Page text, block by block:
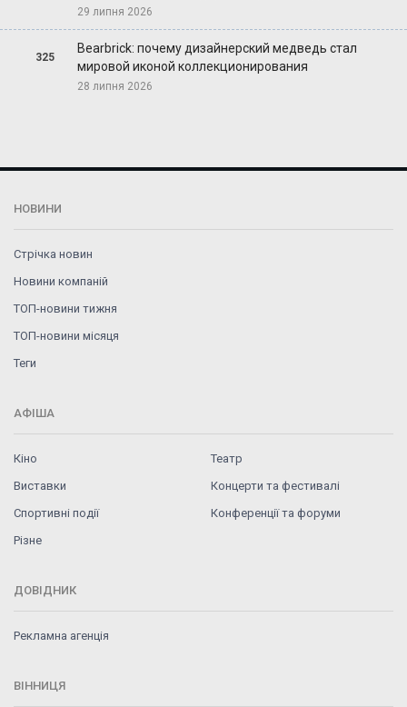
29 липня 2026
325
Bearbrick: почему дизайнерский медведь стал
мировой иконой коллекционирования
28 липня 2026
НОВИНИ
Стрічка новин
Новини компаній
ТОП-новини тижня
ТОП-новини місяця
Теги
АФІША
Кіно
Театр
Виставки
Концерти та фестивалі
Спортивні події
Конференції та форуми
Різне
ДОВІДНИК
Рекламна агенція
ВІННИЦЯ